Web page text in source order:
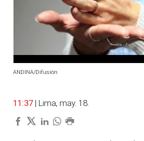
ANDINA/Difusión
11:37 | Lima, may. 18.